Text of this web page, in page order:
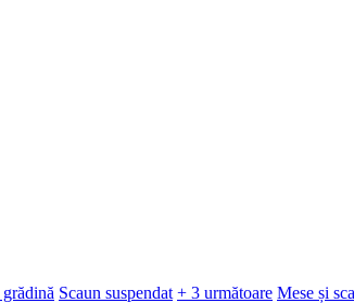
Scaun suspendat + 3 următoare Mese și